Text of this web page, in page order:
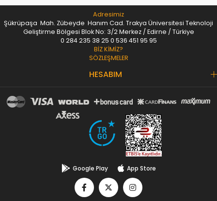
Adresimiz
Şükrüpaşa Mah. Zübeyde Hanım Cad. Trakya Üniversitesi Teknoloji
Geliştirme Bölgesi Blok No: 3/2 Merkez / Edirne / Türkiye
0 284 235 38 25 0 536 451 95 95
BİZ KİMİZ?
SÖZLEŞMELER
HESABIM
Google Play App Store